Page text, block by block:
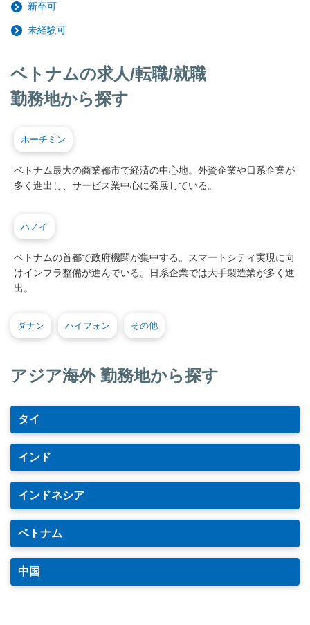
新卒可
未経験可
ベトナムの求人/転職/就職
勤務地から探す
ホーチミン
ベトナム最大の商業都市で経済の中心地。外資企業や日系企業が
多く進出し、サービス業中心に発展している。
ハノイ
ベトナムの首都で政府機関が集中する。スマートシティ実現に向
けインフラ整備が進んでいる。日系企業では大手製造業が多く進
出。
ダナン ハイフォン その他
アジア海外 勤務地から探す
タイ
インド
インドネシア
ベトナム
中国